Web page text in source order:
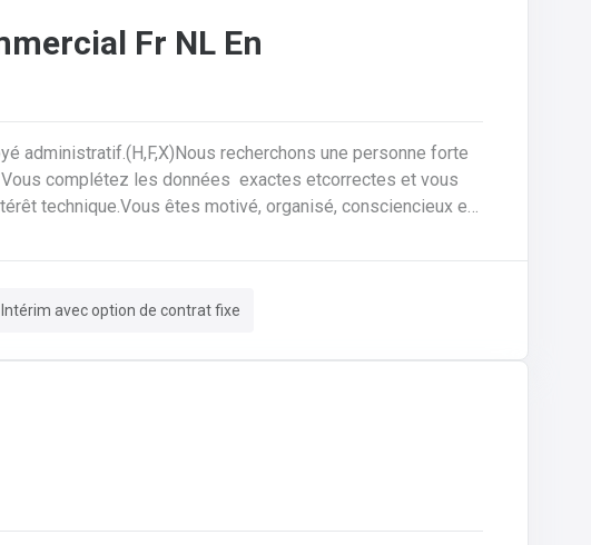
Fr NL En
administratif.(H,F,X)Nous recherchons une personne forte
complétez les données exactes etcorrectes et vous
technique.Vous êtes motivé, organisé, consciencieux et
transmission à vos collègues de la planification de la
le client, lui offrez le support technique et faites les
de la production.
Intérim avec option de contrat fixe